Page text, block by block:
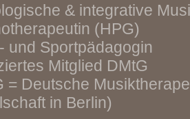
& integrative
(HPG)
und Sportpädagogin
Mitglied DMtG
= Deutsche
in Berlin)